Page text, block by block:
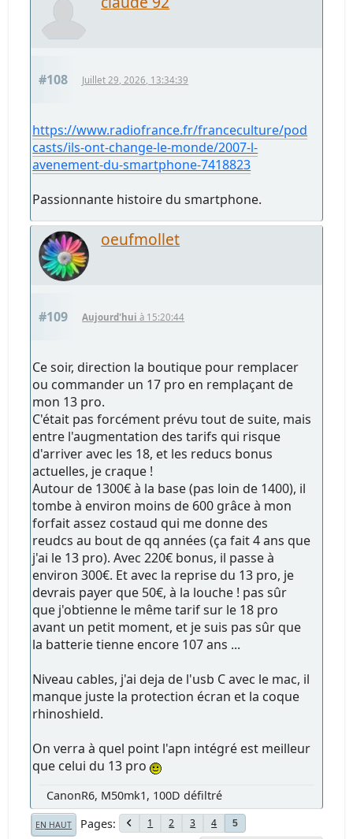
#108 Juillet 29, 2026, 13:34:39
https://www.radiofrance.fr/franceculture/pod
casts/ils-ont-change-le-monde/2007-l-
avenement-du-smartphone-7418823
Passionnante histoire du smartphone.
oeufmollet
#109 Aujourd'hui à 15:20:44
Ce soir, direction la boutique pour remplacer
ou commander un 17 pro en remplaçant de
mon 13 pro.
C'était pas forcément prévu tout de suite, mais
entre l'augmentation des tarifs qui risque
d'arriver avec les 18, et les reducs bonus
actuelles, je craque !
Autour de 1300€ à la base (pas loin de 1400), il
tombe à environ moins de 600 grâce à mon
forfait assez costaud qui me donne des
reudcs au bout de qq années (ça fait 4 ans que
j'ai le 13 pro). Avec 220€ bonus, il passe à
environ 300€. Et avec la reprise du 13 pro, je
devrais payer que 50€, à la louche ! pas sûr
que j'obtienne le même tarif sur le 18 pro
avant un petit moment, et je suis pas sûr que
la batterie tienne encore 107 ans ...
Niveau cables, j'ai deja de l'usb C avec le mac, il
manque juste la protection écran et la coque
rhinoshield.
On verra à quel point l'apn intégré est meilleur
que celui du 13 pro
CanonR6, M50mk1, 100D défiltré
EN HAUT Pages 1 2 3 4 5